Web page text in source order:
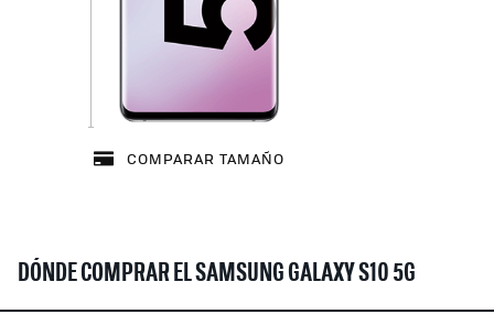
COMPARAR TAMAÑO
DÓNDE COMPRAR EL SAMSUNG GALAXY S10 5G